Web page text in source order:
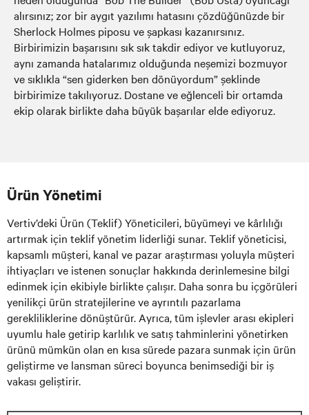
alırsınız; zor bir aygıt yazılımı hatasını çözdüğünüzde bir
Sherlock Holmes piposu ve şapkası kazanırsınız.
Birbirimizin başarısını sık sık takdir ediyor ve kutluyoruz,
aynı zamanda hatalarımız olduğunda neşemizi bozmuyor
ve sıklıkla “sen giderken ben dönüyordum” şeklinde
birbirimize takılıyoruz. Dostane ve eğlenceli bir ortamda
ekip olarak birlikte daha büyük başarılar elde ediyoruz.
Ürün Yönetimi
Vertiv’deki Ürün (Teklif) Yöneticileri, büyümeyi ve kârlılığı
artırmak için teklif yönetim liderliği sunar. Teklif yöneticisi,
kapsamlı müşteri, kanal ve pazar araştırması yoluyla müşteri
ihtiyaçları ve istenen sonuçlar hakkında derinlemesine bilgi
edinmek için ekibiyle birlikte çalışır. Daha sonra bu içgörüleri
yenilikçi ürün stratejilerine ve ayrıntılı pazarlama
gerekliliklerine dönüştürür. Ayrıca, tüm işlevler arası ekipleri
uyumlu hale getirip karlılık ve satış tahminlerini yönetirken
ürünü mümkün olan en kısa sürede pazara sunmak için ürün
geliştirme ve lansman süreci boyunca benimsediği bir iş
vakası geliştirir.